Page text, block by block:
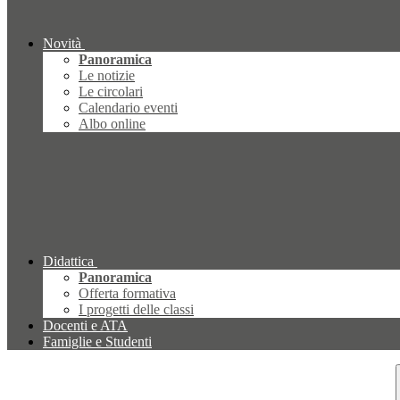
Novità
Panoramica
Le notizie
Le circolari
Calendario eventi
Albo online
Didattica
Panoramica
Offerta formativa
I progetti delle classi
Docenti e ATA
Famiglie e Studenti